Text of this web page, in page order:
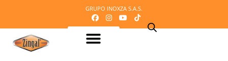
GRUPO INOXZA S.A.S.